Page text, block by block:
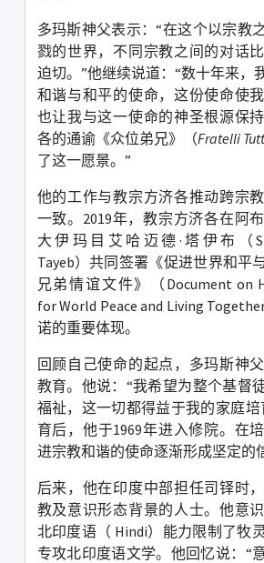
多玛斯神父表示：“在这个以宗教
戮的世界，不同宗教之间的对话
迫切。 ”他继续说道： “数十年来，
和谐与和平的使命，这份使命使
也让我与这一使命的神圣根源保
各的通谕《众位弟兄》（Fratelli
了这一愿景。 ”
他的工作与教宗方济各推动跨宗
一致。 2019年，教宗方济各在阿
大伊玛目艾哈迈德 · 塔伊布（
Tayeb）共同签署《促进世界和平
兄弟情谊文件》（ Document on
for World Peace and Living
诺的重要体现。
回顾自己使命的起点，多玛斯神
教育。他说： “我希望为整个基督
福祉，这一切都得益于我的家庭培
育后，他于1969年进入修院。在
进宗教和谐的使命逐渐形成坚定的
后来，他在印度中部担任司铎时
教及意识形态背景的人士。他意
北印度语（ Hindi）能力限制了牧
专攻北印度语文学。他回忆说： “